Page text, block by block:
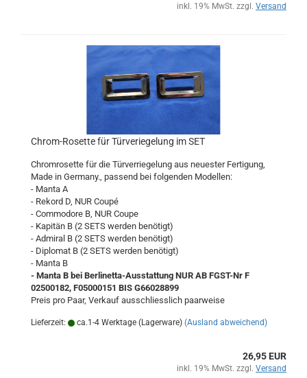
inkl. 19% MwSt. zzgl. Versand
Chrom-Rosette für Türveriegelung im SET
Chromrosette für die Türverriegelung aus neuester Fertigung,
Made in Germany., passend bei folgenden Modellen:
- Manta A
- Rekord D, NUR Coupé
- Commodore B, NUR Coupe
- Kapitän B (2 SETS werden benötigt)
- Admiral B (2 SETS werden benötigt)
- Diplomat B (2 SETS werden benötigt)
- Manta B
- Manta B bei Berlinetta-Ausstattung NUR AB FGST-Nr F
02500182, F05000151 BIS G66028899
Preis pro Paar, Verkauf ausschliesslich paarweise
Lieferzeit: ca.1-4 Werktage (Lagerware) (Ausland abweichend)
26,95 EUR
inkl. 19% MwSt. zzgl. Versand